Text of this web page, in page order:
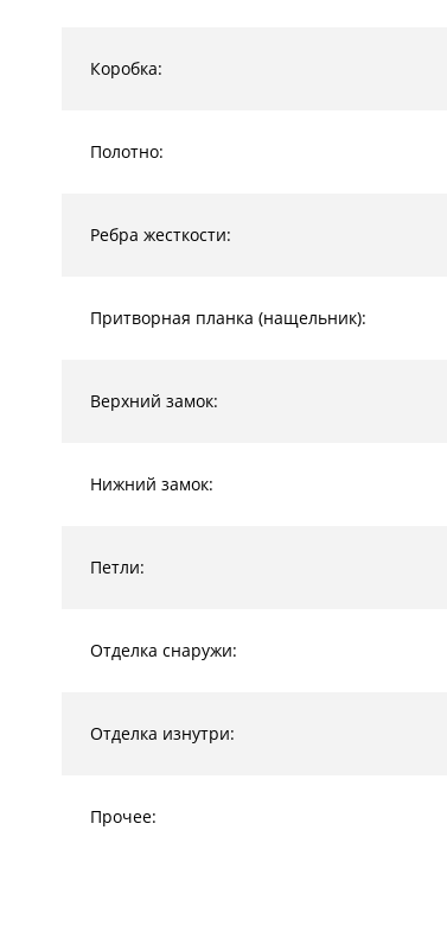
Коробка:
Полотно:
Ребра жесткости:
Притворная планка (нащельник):
Верхний замок:
Нижний замок:
Петли:
Отделка снаружи:
Отделка изнутри:
Прочее: